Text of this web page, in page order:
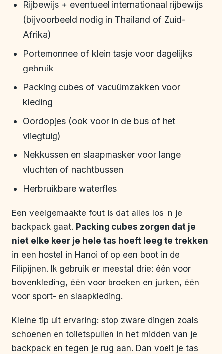
Rijbewijs + eventueel internationaal rijbewijs
(bijvoorbeeld nodig in Thailand of Zuid-
Afrika)
Portemonnee of klein tasje voor dagelijks
gebruik
Packing cubes of vacuümzakken voor
kleding
Oordopjes (ook voor in de bus of het
vliegtuig)
Nekkussen en slaapmasker voor lange
vluchten of nachtbussen
Herbruikbare waterfles
Een veelgemaakte fout is dat alles los in je
backpack gaat. Packing cubes zorgen dat je
niet elke keer je hele tas hoeft leeg te trekken
in een hostel in Hanoi of op een boot in de
Filipijnen. Ik gebruik er meestal drie: één voor
bovenkleding, één voor broeken en jurken, één
voor sport- en slaapkleding.
Kleine tip uit ervaring: stop zware dingen zoals
schoenen en toiletspullen in het midden van je
backpack en tegen je rug aan. Dan voelt je tas